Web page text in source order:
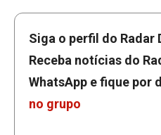
Siga o perfil do Radar
Receba notícias do
WhatsApp e fique por
no grupo